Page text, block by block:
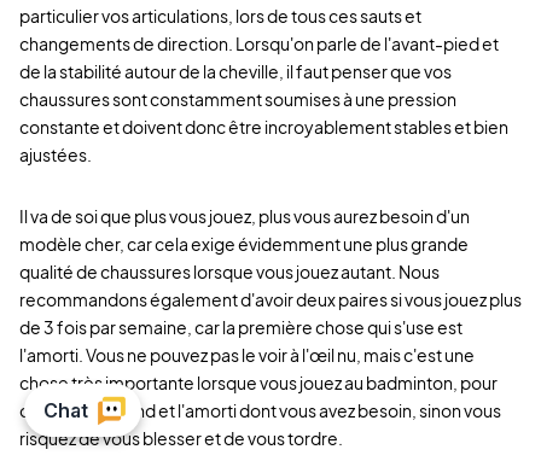
particulier vos articulations, lors de tous ces sauts et
changements de direction. Lorsqu'on parle de l'avant-pied et
de la stabilité autour de la cheville, il faut penser que vos
chaussures sont constamment soumises à une pression
constante et doivent donc être incroyablement stables et bien
ajustées.
Il va de soi que plus vous jouez, plus vous aurez besoin d'un
modèle cher, car cela exige évidemment une plus grande
qualité de chaussures lorsque vous jouez autant. Nous
recommandons également d'avoir deux paires si vous jouez plus
de 3 fois par semaine, car la première chose qui s'use est
l'amorti. Vous ne pouvez pas le voir à l'œil nu, mais c'est une
chose très importante lorsque vous jouez au badminton, pour
obtenir le rebond et l'amorti dont vous avez besoin, sinon vous
risquez de vous blesser et de vous tordre.